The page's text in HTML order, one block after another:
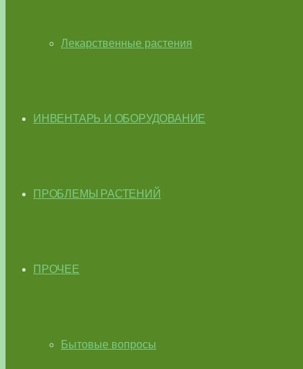
Лекарственные растения
ИНВЕНТАРЬ И ОБОРУДОВАНИЕ
ПРОБЛЕМЫ РАСТЕНИЙ
ПРОЧЕЕ
Бытовые вопросы